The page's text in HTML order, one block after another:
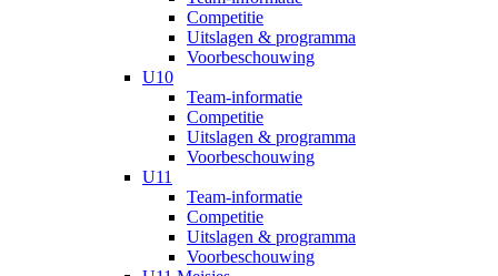
Competitie
Uitslagen & programma
Voorbeschouwing
U10
Team-informatie
Competitie
Uitslagen & programma
Voorbeschouwing
U11
Team-informatie
Competitie
Uitslagen & programma
Voorbeschouwing